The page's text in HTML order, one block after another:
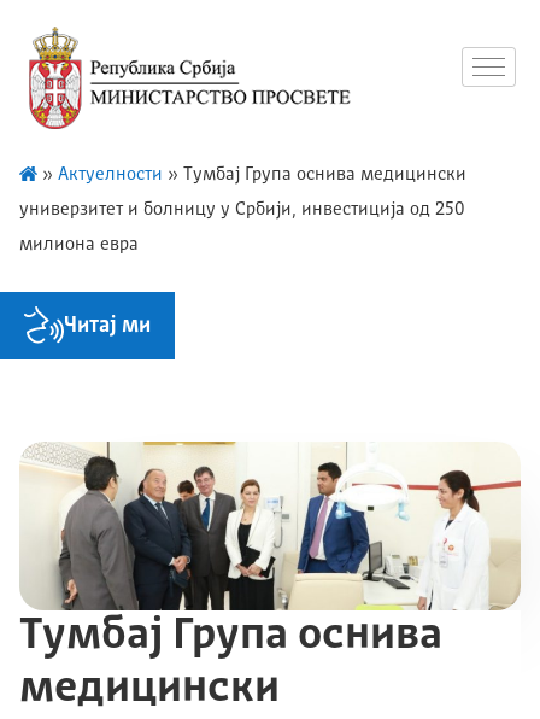
» Актуелности » Тумбај Група оснива медицински
универзитет и болницу у Србији, инвестиција од 250
милиона евра
Читај ми
Тумбај Група оснива
медицински